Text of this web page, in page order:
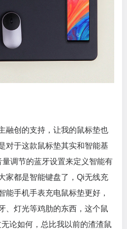
融创的支持，让我的鼠标垫也
对于这款鼠标垫其实和智能基
调节的蓝牙设置来定义智能有
家都是智能键盘了，Qi无线充
能手机手表充电鼠标垫更好，
、灯光等鸡肋的东西，这个鼠
论如何，总比我以前的渣渣鼠